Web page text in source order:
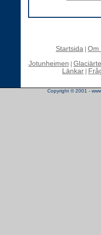
Startsida Om
Jotunheimen
Länkar
Copyright © 2001 -